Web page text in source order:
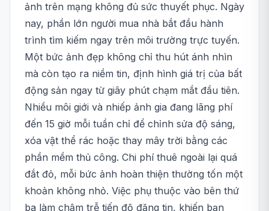
ảnh trên mạng không đủ sức thuyết phục. Ngày
nay, phần lớn người mua nhà bắt đầu hành
trình tìm kiếm ngay trên môi trường trực tuyến.
Một bức ảnh đẹp không chỉ thu hút ánh nhìn
mà còn tạo ra niềm tin, định hình giá trị của bất
động sản ngay từ giây phút chạm mắt đầu tiên.
Nhiều môi giới và nhiếp ảnh gia đang lãng phí
đến 15 giờ mỗi tuần chỉ để chỉnh sửa độ sáng,
xóa vật thể rác hoặc thay mây trời bằng các
phần mềm thủ công. Chi phí thuê ngoài lại quá
đắt đỏ, mỗi bức ảnh hoàn thiện thường tốn một
khoản không nhỏ. Việc phụ thuộc vào bên thứ
ba làm chậm trễ tiến độ đăng tin, khiến bạn